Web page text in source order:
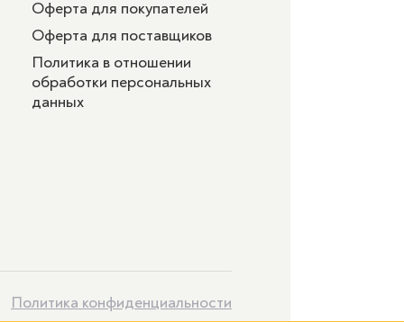
Оферта для покупателей
Оферта для поставщиков
Политика в отношении
обработки персональных
данных
Политика конфиденциальности